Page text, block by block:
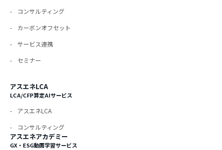
コンサルティング
カーボンオフセット
サービス連携
セミナー
アスエネLCA
LCA/CFP算定AIサービス
アスエネLCA
コンサルティング
アスエネアカデミー
GX・ESG動画学習サービス